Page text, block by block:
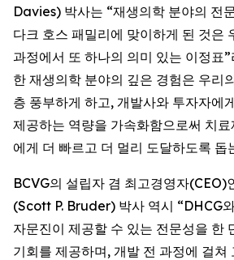
Davies) 박사는 “재생의학 분야의 전
다크 호스 패밀리에 맞이하게 된 것은
과정에서 또 하나의 의미 있는 이정표
한 재생의학 분야의 깊은 경험은 우리
층 풍부하게 하고, 개발사와 투자자에
제공하는 역량을 가속화함으로써 치
에게 더 빠르고 더 멀리 도달하도록 돕
BCVG의 설립자 겸 최고경영자(CEO)
(Scott P. Bruder) 박사 역시 “DHCG
자문진이 제공할 수 있는 전문성을 한
기회를 제공하며, 개발 전 과정에 걸쳐